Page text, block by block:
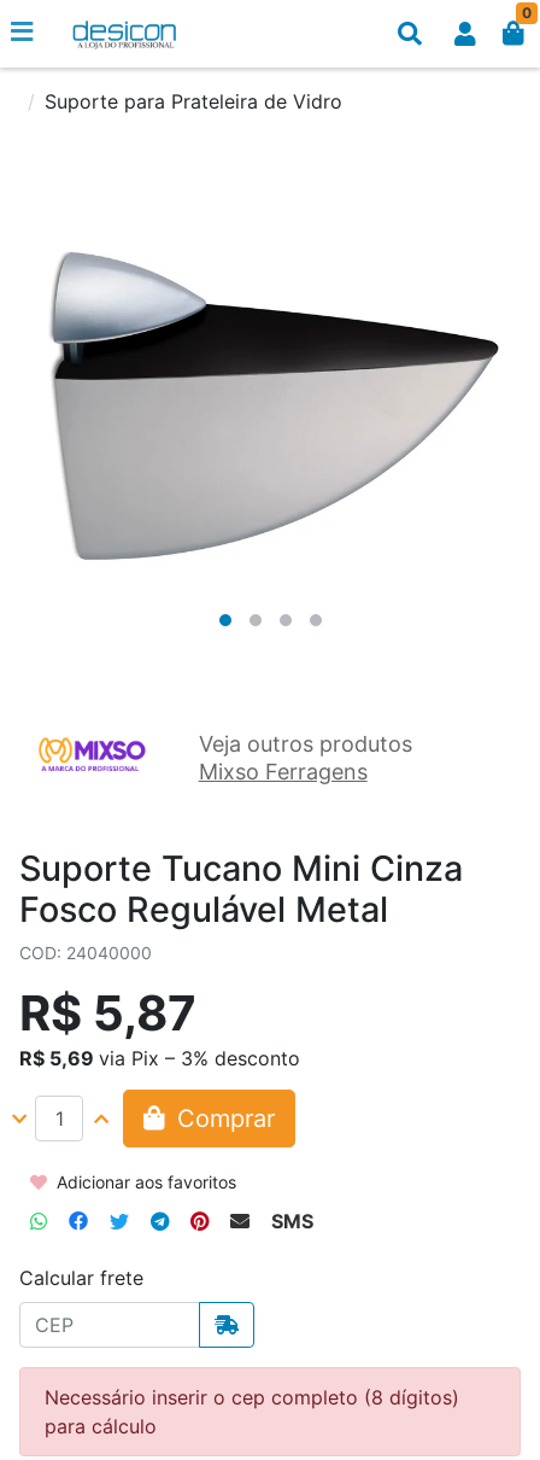
0
Suporte para Prateleira de Vidro
Veja outros produtos
Mixso Ferragens
Suporte Tucano Mini Cinza
Fosco Regulável Metal
COD: 24040000
R$ 5,87
R$ 5,69 via Pix – 3% desconto
Comprar
Adicionar aos favoritos
SMS
Calcular frete
Necessário inserir o cep completo (8 dígitos)
para cálculo